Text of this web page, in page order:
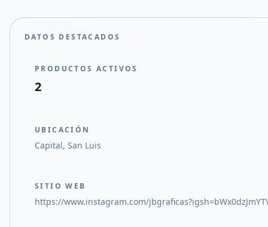
DATOS DESTACADOS
PRODUCTOS ACTIVOS
2
UBICACIÓN
Capital, San Luis
SITIO WEB
https://www.instagram.com/